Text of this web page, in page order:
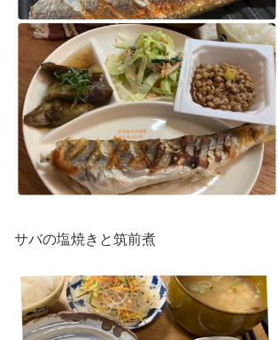
サバの塩焼きと筑前煮